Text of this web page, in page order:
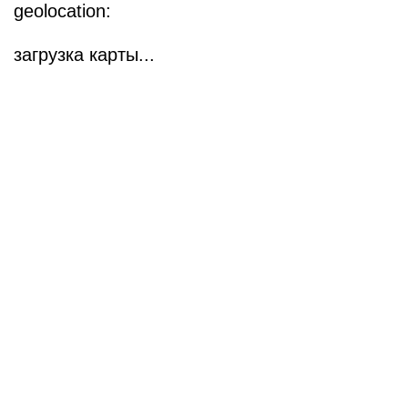
geolocation:
загрузка карты...